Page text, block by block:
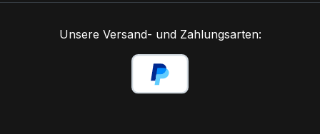
Unsere Versand- und Zahlungsarten: